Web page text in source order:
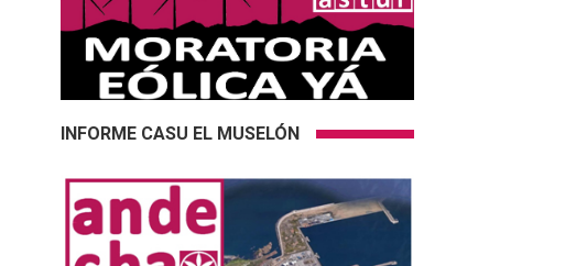
INFORME CASU EL MUSELÓN